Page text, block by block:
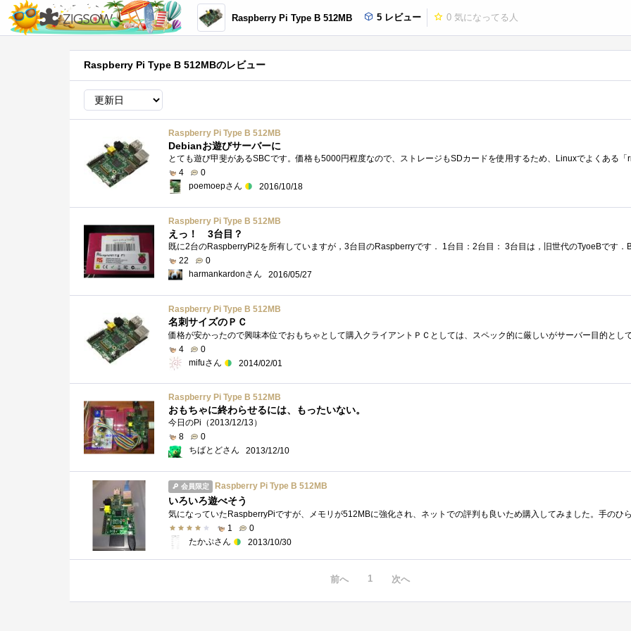
Raspberry Pi Type B 512MB 5 レビュー 0 気になってる人
Raspberry Pi Type B 512MBのレビュー
Raspberry Pi Type B 512MB
Debianお遊びサーバーに
4
0
poemoepさん
2016/10/18
Raspberry Pi Type B 512MB
えっ！ 3台目？
22
0
harmankardonさん
2016/05/27
Raspberry Pi Type B 512MB
名刺サイズのＰＣ
4
0
mifuさん
2014/02/01
Raspberry Pi Type B 512MB
おもちゃに終わらせるには、もったいない。
今日のPi（2013/12/13）
8
0
ちばとどさん
2013/12/10
会員限定 Raspberry Pi Type B 512MB
いろいろ遊べそう
1
0
たかぷさん
2013/10/30
前へ 1 次へ